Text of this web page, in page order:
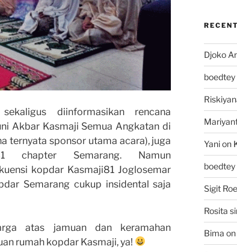
diinformasikan rencana
Akbar Kasmaji Semua Angkatan di
ternyata sponsor utama acara), juga
chapter Semarang. Namun
kopdar Kasmaji81 Joglosemar
Semarang cukup insidental saja
atas jamuan dan keramahan
rumah kopdar Kasmaji, ya!
Djoko
boedtey
Yanion
boedtey
Sigit
Rosita
Bima on